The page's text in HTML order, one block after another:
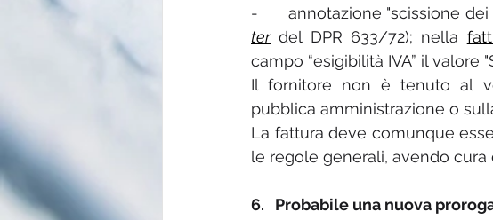
-      annotazione "scissione
ter del DPR 633/72); nella
campo “esigibilità IVA” il valore
Il fornitore non è tenuto al
pubblica amministrazione o
La fattura deve comunque
le regole generali, avendo cura
6.   Probabile una nuova